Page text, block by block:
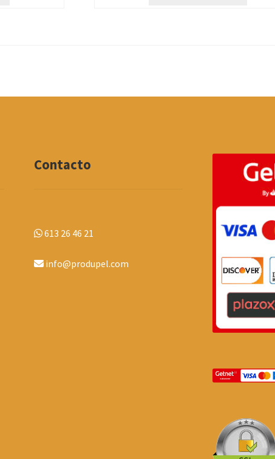
Contacto
613 26 46 21
info@produpel.com